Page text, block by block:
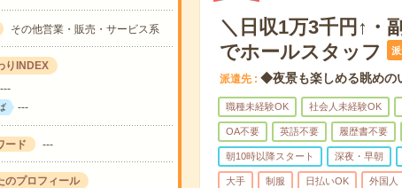
その他営業・販売・サービス系
りINDEX
---
---
ード ---
のプロフィール
＼日収1万3千円↑・
でホールスタッフ
派遣先 ◆夜景も楽しめる眺めの
職種未経験OK 社会人未経験OK
OA不要 英語不要 履歴書不要
朝10時以降スタート 深夜・早朝
大手 制服 日払いOK 外国人